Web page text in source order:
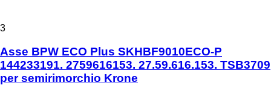
3
Asse BPW ECO Plus SKHBF9010ECO-P
144233191. 2759616153. 27.59.616.153. TSB3709
per semirimorchio Krone